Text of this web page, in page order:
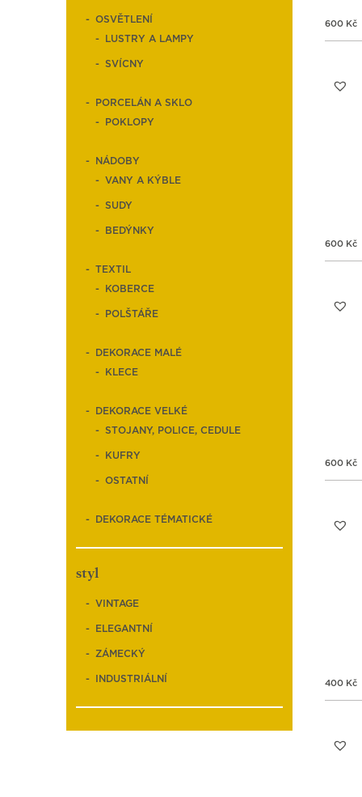
OSVĚTLENÍ
LUSTRY A LAMPY
SVÍCNY
PORCELÁN A SKLO
POKLOPY
NÁDOBY
VANY A KÝBLE
SUDY
BEDÝNKY
TEXTIL
KOBERCE
POLŠTÁŘE
DEKORACE MALÉ
KLECE
DEKORACE VELKÉ
STOJANY, POLICE, CEDULE
KUFRY
OSTATNÍ
DEKORACE TÉMATICKÉ
styl
VINTAGE
ELEGANTNÍ
ZÁMECKÝ
INDUSTRIÁLNÍ
600 Kč
600 Kč
600 Kč
400 Kč